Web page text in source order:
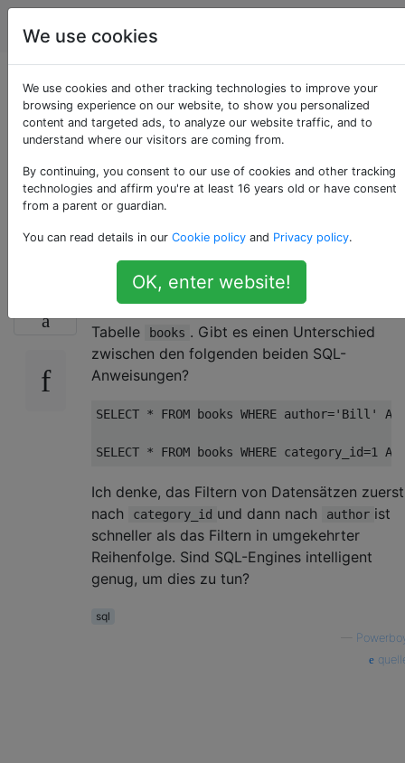
Programmierung
SQL - Ist die
Reihenfolge der
WHERE-Bedingungen
wichtig?
Angenommen, dies category_id
Indexschlüssel (kein Primärschlüssel) der
Tabelle
books . Gibt es einen Unterschied
zwischen den folgenden beiden SQL-
Anweisungen?
SELECT * FROM books WHERE author='Bill'
SELECT * FROM books WHERE category_id=1
Ich denke, das Filtern von Datensätzen zuerst
nach
category_id und dann nach author ist
schneller als das Filtern in umgekehrter
Reihenfolge. Sind SQL-Engines intelligent
genug, um dies zu tun?
sql
We use cookies
We use cookies and other tracking technologies to improve your
browsing experience on our website, to show you personalized
content and targeted ads, to analyze our website traffic, and to
understand where our visitors are coming from.
By continuing, you consent to our use of cookies and other tracking
technologies and affirm you're at least 16 years old or have consent
from a parent or guardian.
You can read details in our Cookie policy and Privacy policy.
OK, enter website!